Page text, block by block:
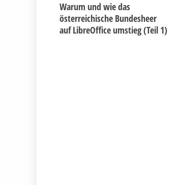
Warum und wie das
österreichische Bundesheer
auf LibreOffice umstieg (Teil 1)